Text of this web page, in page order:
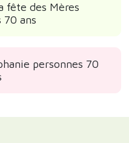
fête des Mères
70 ans
personnes 70